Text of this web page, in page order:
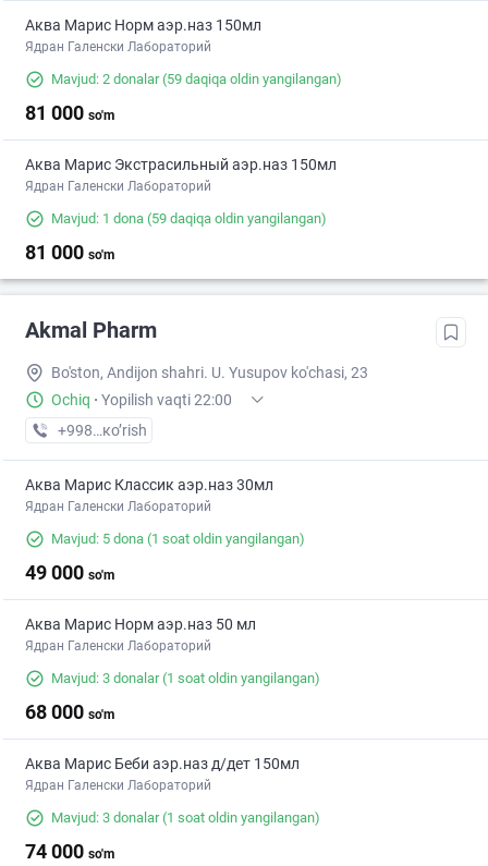
Аква Марис Норм аэр.наз 150мл
Ядран Галенски Лабораторий
Mavjud: 2 donalar(59 daqiqa oldin yangilangan)
81 000 so'm
Аква Марис Экстрасильный аэр.наз 150мл
Ядран Галенски Лабораторий
Mavjud: 1 dona (59 daqiqa oldin yangilangan)
81 000 so'm
Akmal Pharm
Bo'ston, Andijon shahri. U. Yusupov ko'chasi, 23
Ochiq · Yopilish vaqti 22:00
+998 (90) XXX-XX-XX
кo’rish
Аква Марис Классик аэр.наз 30мл
Ядран Галенски Лабораторий
Mavjud: 5 dona (1 soat oldin yangilangan)
49 000 so'm
Аква Марис Норм аэр.наз 50 мл
Ядран Галенски Лабораторий
Mavjud: 3 donalar(1 soat oldin yangilangan)
68 000 so'm
Аква Марис Беби аэр.наз д/дет 150мл
Ядран Галенски Лабораторий
Mavjud: 3 donalar(1 soat oldin yangilangan)
74 000 so'm